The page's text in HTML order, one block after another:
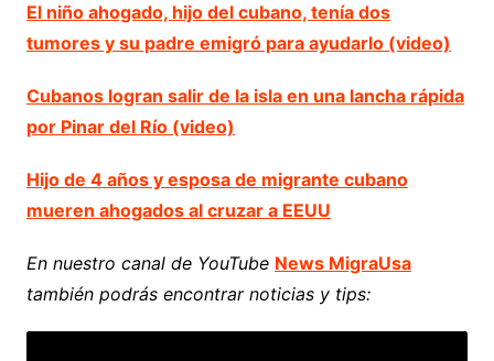
El niño ahogado, hijo del cubano, tenía dos
tumores y su padre emigró para ayudarlo (video)
Cubanos logran salir de la isla en una lancha rápida
por Pinar del Río (video)
Hijo de 4 años y esposa de migrante cubano
mueren ahogados al cruzar a EEUU
En nuestro canal de YouTube News MigraUsa
también podrás encontrar noticias y tips: